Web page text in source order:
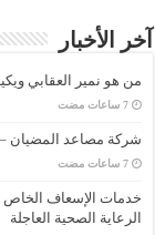
آخر الأخبار
من هو نمير العقابي
‏7 ساعات مضت
شركة مصاعد المضيان – خبرة منذ 1980 في
‏7 ساعات مضت
خدمات الإسعاف الخاص
الرعاية الصحية العاجلة